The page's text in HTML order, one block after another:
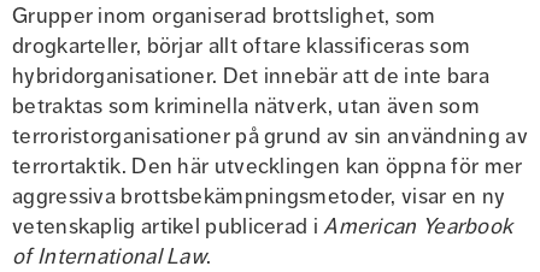
Grupper inom organiserad brottslighet, som
drogkarteller, börjar allt oftare klassificeras som
hybridorganisationer. Det innebär att de inte bara
betraktas som kriminella nätverk, utan även som
terroristorganisationer på grund av sin användning av
terrortaktik. Den här utvecklingen kan öppna för mer
aggressiva brottsbekämpningsmetoder, visar en ny
vetenskaplig artikel publicerad i American Yearbook
of International Law.